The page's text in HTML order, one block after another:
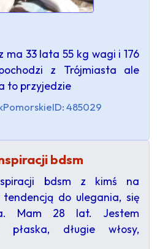
ma 33 lata 55 kg wagi i 176
z Trójmiasta ale
to przyjedzie
PomorskieID: 485029
bdsm
bdsm z kimś na
do ulegania, się
Mam 28 lat. Jestem
płaska, długie włosy,